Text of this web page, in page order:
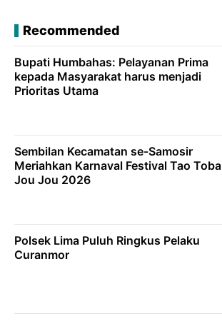
Recommended
Bupati Humbahas: Pelayanan Prima
kepada Masyarakat harus menjadi
Prioritas Utama
Sembilan Kecamatan se-Samosir
Meriahkan Karnaval Festival Tao Toba
Jou Jou 2026
Polsek Lima Puluh Ringkus Pelaku
Curanmor